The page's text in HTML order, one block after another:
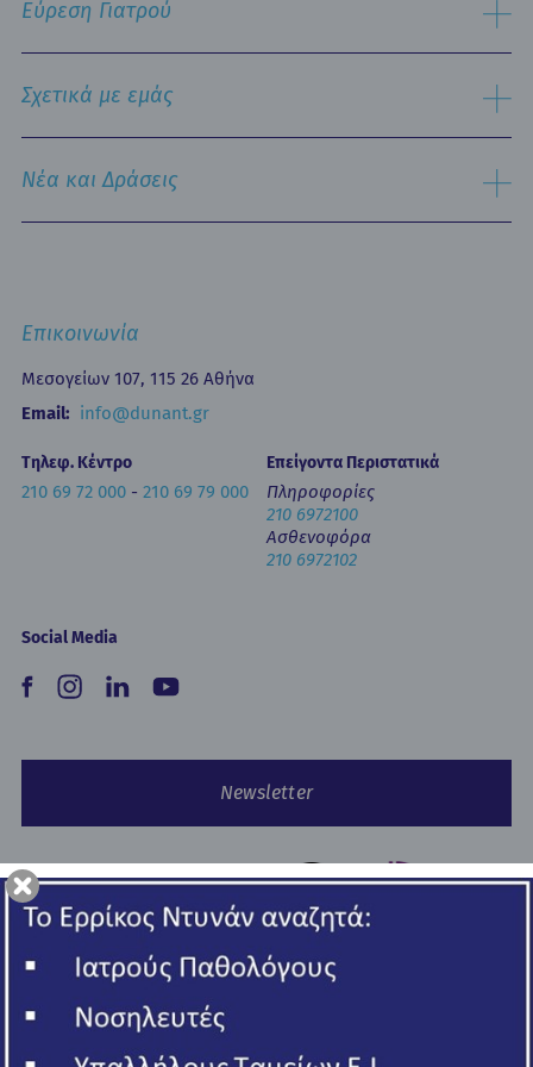
Τμήμα Εξυπηρέτησης Ασθενών
Παθολογικός Τομέας
Ειδικές Μονάδες
Νοσηλευτική Υπηρεσία
Εξωτερικά Ιατρεία
Οne Day Clinic (Ημερήσια Νοσηλεία)
Εύρεση Γιατρού
Αναζήτηση
Σχετικά με εμάς
Ιστορικό
Όραμα & Αποστολή
Πολιτική Ποιότητας
Οικονομικά Μεγέθη
Νέα και Δράσεις
Δελτία Τύπου - Ανακοινώσεις
Εκπαίδευση
Έντυπα
Επικοινωνία
Μεσογείων 107, 115 26 Αθήνα
Email: info@dunant.gr
Τηλεφ. Κέντρο
210 69 72 000- 210 69 79 000
Επείγοντα Περιστατικά
Πληροφορίες
210 6972100
Ασθενοφόρα
210 6972102
Social Media
Newsletter
Copyright © 2026 Ερρίκος Ντυνάν Hospital Center.
All rights reserved